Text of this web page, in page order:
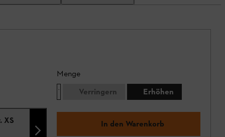
XS
Menge
Verringern
Erhöhen
In den Warenkorb